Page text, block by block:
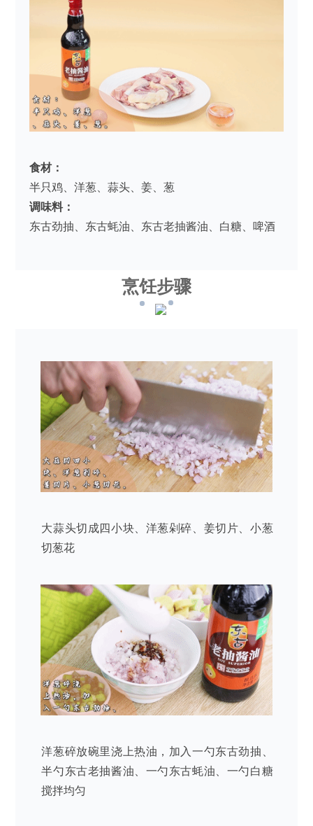
食材：
半只鸡、洋葱、蒜头、姜、葱
调味料：
东古劲抽、东古蚝油、东古老抽酱油、白糖、啤酒
烹饪步骤
大蒜头切成四小块、洋葱剁碎、姜切片、小葱
切葱花
洋葱碎放碗里浇上热油，加入一勺东古劲抽、
半勺东古老抽酱油、一勺东古蚝油、一勺白糖
搅拌均匀